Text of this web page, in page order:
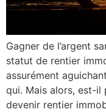
Gagner de l’argent
statut de rentier
assurément
qui. Mais alors, est-
devenir rentier